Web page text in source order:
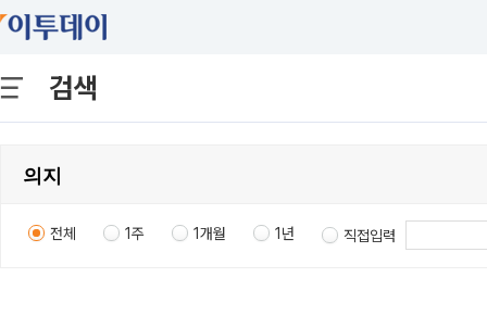
검색
전체 1주 1개월 1년 직접입력